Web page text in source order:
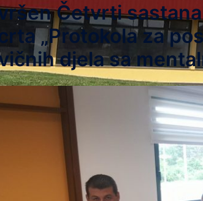
Četvrti
„Protokola za
djela sa